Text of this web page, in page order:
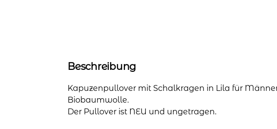
Beschreibung
Kapuzenpullover mit Schalkragen in Lila für
Biobaumwolle.
Der Pullover ist NEU und ungetragen.